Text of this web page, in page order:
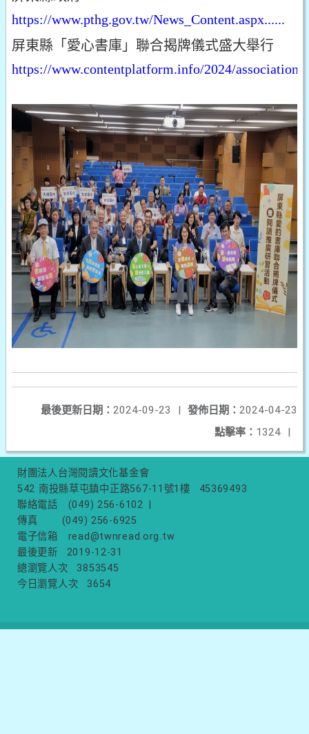
https://www.pthg.gov.tw/News_Content.aspx......
屏東縣「愛心書庫」聯合揭牌儀式盛大舉行
https://www.contentplatform.info/2024/association/
發佈日期： 2024-04-23
最後更新日期： 2024-09-23
|
點擊率： 1324 |
財團法人台灣閱讀文化基金會
542 南投縣草屯鎮中正路567-11號1樓
45369493
聯絡電話
(049) 256-6102
傳真
(049) 256-6925
電子信箱
read@twnread.org.tw
最後更新
2019-12-31
總瀏覽人次
3853545
今日瀏覽人次
3654